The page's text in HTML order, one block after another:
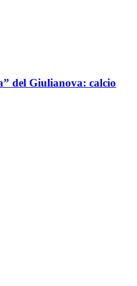
del Giulianova: calcio